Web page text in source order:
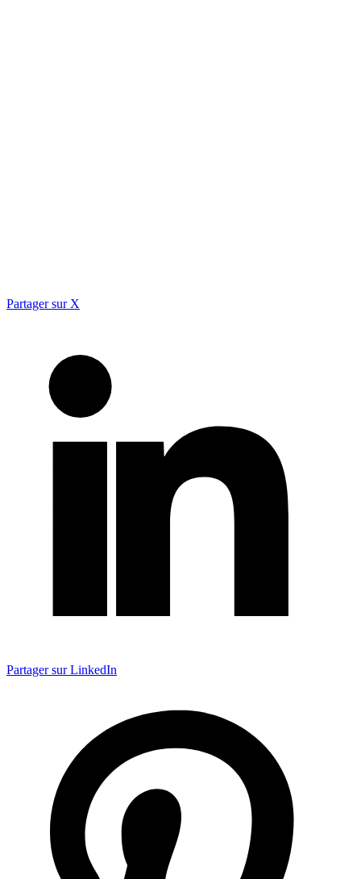
Partager sur X
Partager sur LinkedIn